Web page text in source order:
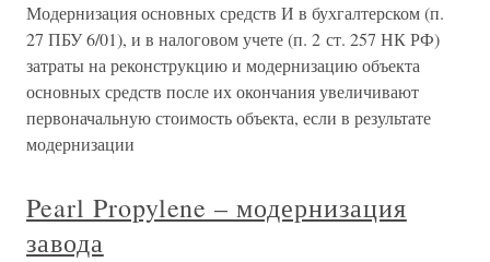
Модернизация основных средств И в бухгалтерском (п.
27 ПБУ 6/01), и в налоговом учете (п. 2 ст. 257 НК РФ)
затраты на реконструкцию и модернизацию объекта
основных средств после их окончания увеличивают
первоначальную стоимость объекта, если в результате
модернизации
Pearl Propylene – модернизация
завода